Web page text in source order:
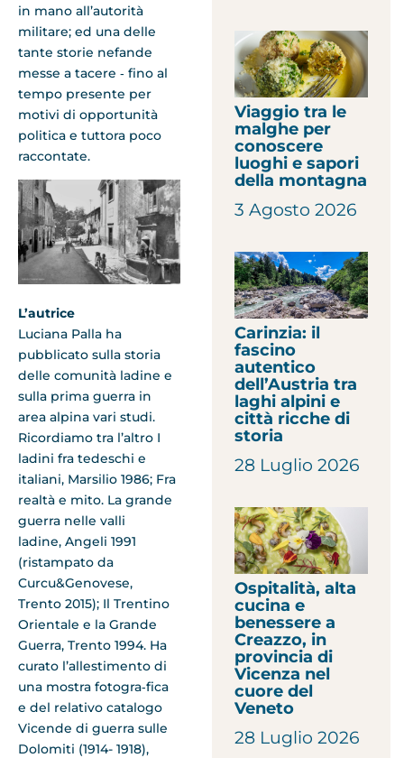
in mano all’autorità
militare; ed una delle
tante storie nefande
messe a tacere ‑ fino al
tempo presente per
motivi di opportunità
politica e tuttora poco
raccontate.
L’autrice
Luciana Palla ha
pubblicato sulla storia
delle comunità ladine e
sulla prima guerra in
area alpina vari studi.
Ricordiamo tra l’altro I
ladini fra tedeschi e
italiani, Marsilio 1986; Fra
realtà e mito. La grande
guerra nelle valli
ladine, Angeli 1991
(ristampato da
Curcu&Genovese,
Trento 2015); Il Trentino
Orientale e la Grande
Guerra, Trento 1994. Ha
curato l’allestimento di
una mostra fotogra‑fica
e del relativo catalogo
Vicende di guerra sulle
Dolomiti (1914- 1918),
Viaggio tra le
malghe per
conoscere
luoghi e sapori
della montagna
3 Agosto 2026
Carinzia: il
fascino
autentico
dell’Austria tra
laghi alpini e
città ricche di
storia
28 Luglio 2026
Ospitalità, alta
cucina e
benessere a
Creazzo, in
provincia di
Vicenza nel
cuore del
Veneto
28 Luglio 2026